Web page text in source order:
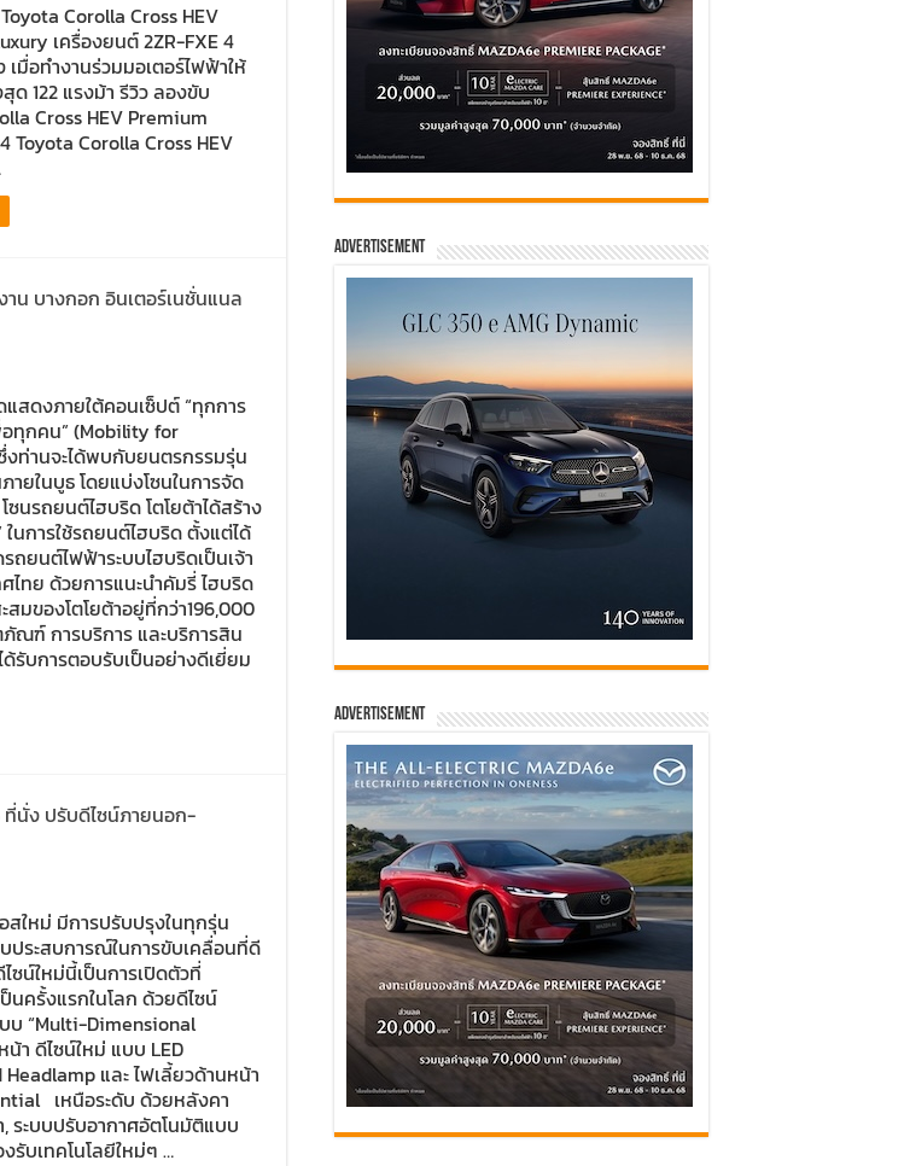
Corolla Cross HEV
เครื่องยนต์ 2ZR-FXE 4
เมื่อทำงานร่วมมอเตอร์ไฟฟ้าให้
ด 122 แรงม้า รีวิว ลองขับ
Cross HEV Premium
Toyota Corolla Cross HEV
น บางกอก อินเตอร์เนชั่นแนล
แสดงภายใต้คอนเซ็ปต์ “ทุกการ
ทุกคน” (Mobility for
งท่านจะได้พบกับยนตรกรรมรุ่น
ายในบูธ โดยแบ่งโซนในการจัด
ซนรถยนต์ไฮบริด โตโยต้าได้สร้าง
ในการใช้รถยนต์ไฮบริด ตั้งแต่ได้
ถยนต์ไฟฟ้าระบบไฮบริดเป็นเจ้า
ศไทย ด้วยการแนะนำคัมรี่ ไฮบริด
มของโตโยต้าอยู่ที่กว่า196,000
ณฑ์ การบริการ และบริการสิน
ด้รับการตอบรับเป็นอย่างดีเยี่ยม
ที่นั่ง ปรับดีไซน์ภายนอก-
สใหม่ มีการปรับปรุงในทุกรุ่น
ประสบการณ์ในการขับเคลื่อนที่ดี
ซน์ใหม่นี้เป็นการเปิดตัวที่
ป็นครั้งแรกในโลก ด้วยดีไซน์
บ “Multi-Dimensional
น้า ดีไซน์ใหม่ แบบ LED
และ ไฟเลี้ยวด้านหน้า
เหนือระดับ ด้วยหลังคา
ระบบปรับอากาศอัตโนมัติแบบ
บเทคโนโลยีใหม่ๆ …
Advertisement
Advertisement